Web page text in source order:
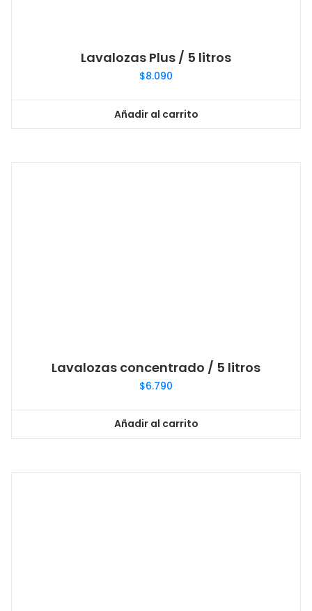
Lavalozas Plus / 5 litros
$8.090
Añadir al carrito
Lavalozas concentrado / 5 litros
$6.790
Añadir al carrito